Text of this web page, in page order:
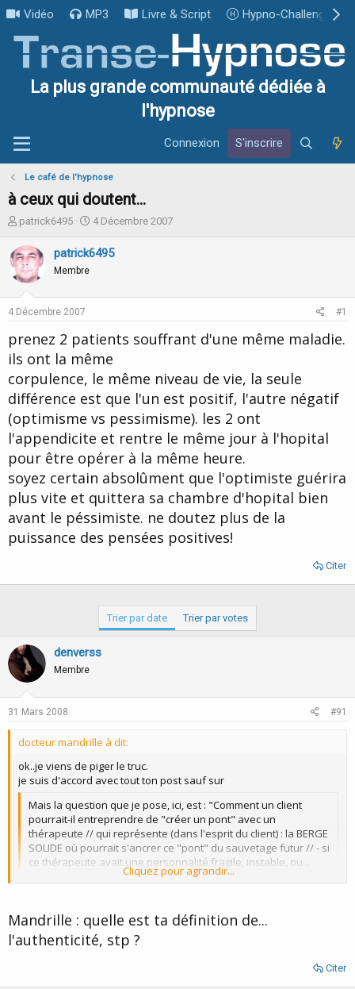
Vidéo MP3 Livre & Script Hypno-Challenge
La plus grande communauté dédiée à
l'hypnose
Connexion S'inscrire
Le café de l'hypnose
à ceux qui doutent...
I
i
t
i
t
u
d
e
l
a
d
i
c
u
s
s
i
o
patrick6495
D
t
b
t
4 Décembre 2007
patrick6495
Membre
4 Décembre 2007 #1
prenez 2 patients souffrant d'une même maladie.
ils ont la même
corpulence, le même niveau de vie, la seule
différence est que l'un est positif, l'autre négatif
(optimisme vs pessimisme). les 2 ont
l'appendicite et rentre le même jour à l'hopital
pour être opérer à la même heure.
soyez certain absolûment que l'optimiste guérira
plus vite et quittera sa chambre d'hopital bien
avant le péssimiste. ne doutez plus de la
puissance des pensées positives!
Citer
Trier par date Trier par votes
denverss
Membre
31 Mars 2008 #91
docteur mandrille à dit:
ok..je viens de piger le truc.
je suis d'accord avec tout ton post sauf sur
Mais la question que je pose, ici, est : "Comment un client
pourrait-il entreprendre de "créer un pont" avec un
thérapeute // qui représente (dans l'esprit du client) : la BERGE
SOLIDE où pourrait s'ancrer ce "pont" du sauvetage futur // - si
ce thérapeute avait une personnalité fragile, instable, ou...
"douteuse" -- s'il advenait (par exemple ) que le client
ou je repondrais simplement que ce qui compte c'est que le P
"PERCOiVE" le therapeuthe comme solide.
Cliquez pour agrandir...
Mandrille : quelle est ta définition de...
l'authenticité, stp ?
Citer